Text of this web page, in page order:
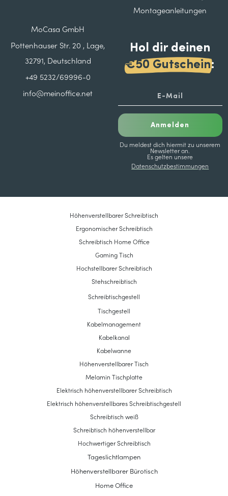
Montageanleitungen
MoCasa GmbH
Pottenhauser Str. 20 , Lage,
32791, Deutschland
+49 5232/69996-0
info@meinoffice.net
Hol dir deinen
€50 Gutschein:
Anmelden
Du meldest dich hiermit zu unserem
Newsletter an.
Es gelten unsere
Datenschutzbestimmungen
Höhenverstellbarer Schreibtisch
Ergonomischer Schreibtisch
Schreibtisch Home Office
Gaming Tisch
Hochstellbarer Schreibtisch
Stehschreibtisch
Schreibtischgestell
Tischgestell
Kabelmanagement
Kabelkanal
Kabelwanne
Höhenverstellbarer Tisch
Melamin Tischplatte
Elektrisch höhenverstellbarer Schreibtisch
Elektrisch höhenverstellbares Schreibtischgestell
Schreibtisch weiß
Schreibtisch höhenverstellbar
Hochwertiger Schreibtisch
Tageslichtlampen
Höhenverstellbarer Bürotisch
Home Office